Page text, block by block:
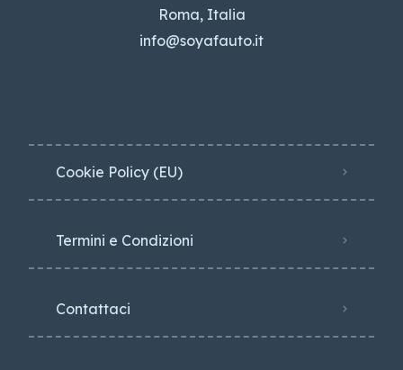
Roma, Italia
info@soyafauto.it
Cookie Policy (EU)
Termini e Condizioni
Contattaci